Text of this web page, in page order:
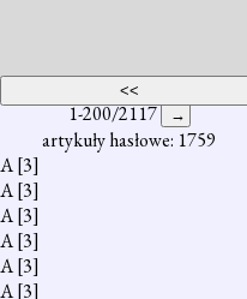
1-200/2117
artykuły hasłowe: 1759
A[3]
A[3]
A[3]
A[3]
A[3]
A[3]